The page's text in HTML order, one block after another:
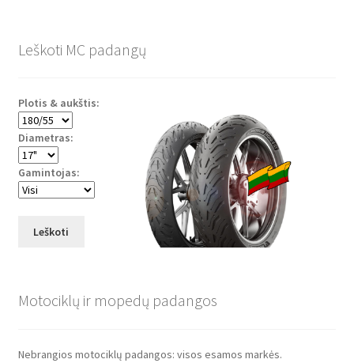
Leškoti MC padangų
Plotis & aukštis:
Diametras:
Gamintojas:
Leškoti
Motociklų ir mopedų padangos
Nebrangios motociklų padangos: visos esamos markės.